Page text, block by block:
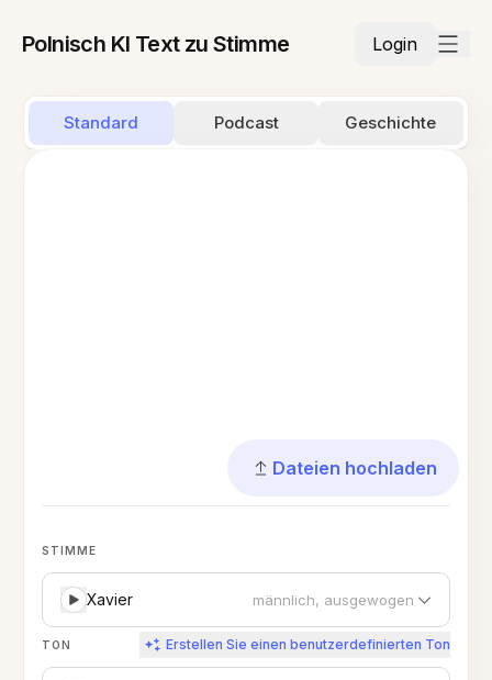
Polnisch KI Text zu Stimme Login
Standard Podcast Geschichte
Dateien hochladen
STIMME
Xavier männlich, ausgewogen
TON Erstellen Sie einen benutzerdefinierten Ton